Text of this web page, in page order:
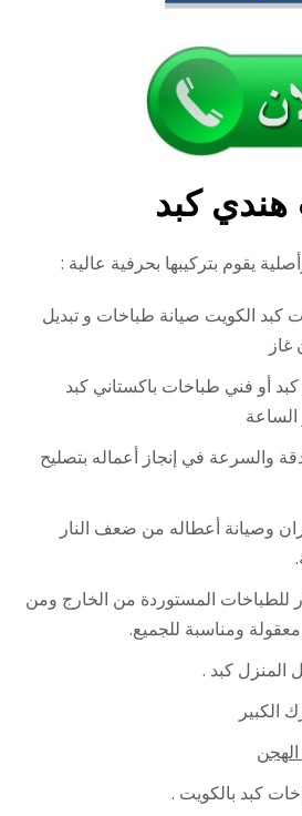
كبد
يقوم بتركيبها بحرفية عالية :
كبد الكويت صيانة طباخات و تبديل
غاز
أو فني طباخات باكستاني كبد
والسرعة في إنجاز أعماله بتصليح
وصيانة أعطاله من ضعف النار
للطباخات المستوردة من الخارج ومن
ومناسبة للجميع.
المنزل كبد .
الكبير
كبد بالكويت .